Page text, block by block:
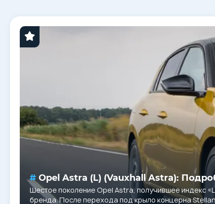
Opel Astra (L) (Vauxhall Astra):
Шестое поколение Opel Astra, получившее индекс
бренда. После перехода под крыло концерна